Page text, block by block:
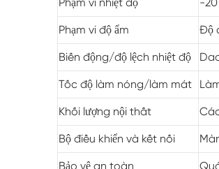
Phạm vi độ ẩm Độ
Biến động/độ lệch nhiệt độ
Tốc độ làm nóng/làm mát
Khối lượng nội thất
Bộ điều khiển và kết nối
Bảo vệ an toàn